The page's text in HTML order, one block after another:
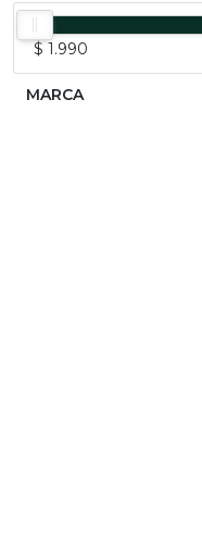
$ 1.990
MARCA